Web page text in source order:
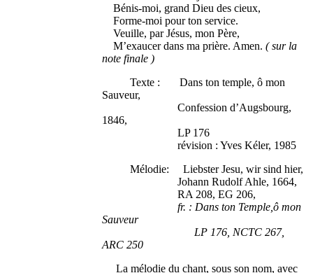
Bénis-moi, grand Dieu des cieux,
Forme-moi pour ton service.
Veuille, par Jésus, mon Père,
M’exaucer dans ma prière. Amen.( sur la
note finale )
Texte : Dans ton temple, ô mon
Sauveur,
Confession d’Augsbourg,
1846,
LP 176
révision : Yves Kéler, 1985
Mélodie: Liebster Jesu, wir sind hier,
Johann Rudolf Ahle, 1664,
RA 208, EG 206,
fr. : Dans ton Temple,ô mon
Sauveur
LP 176, NCTC 267,
ARC 250
La mélodie du chant, sous son nom, avec